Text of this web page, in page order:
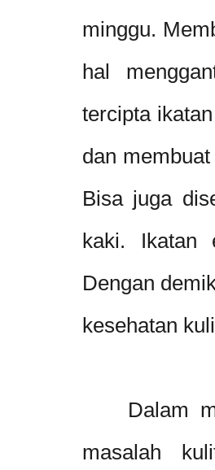
minggu.
hal
tercipta
dan
Bisa juga
kaki. Ikatan
Dengan
kesehatan
Dalam
masalah